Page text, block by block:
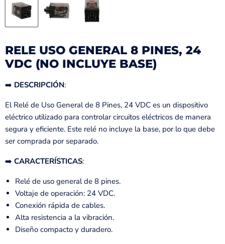
RELE USO GENERAL 8 PINES, 24
VDC (NO INCLUYE BASE)
➡️ DESCRIPCIÓN:
El Relé de Uso General de 8 Pines, 24 VDC es un dispositivo
eléctrico utilizado para controlar circuitos eléctricos de manera
segura y eficiente. Este relé no incluye la base, por lo que debe
ser comprada por separado.
➡️ CARACTERÍSTICAS:
Relé de uso general de 8 pines.
Voltaje de operación: 24 VDC.
Conexión rápida de cables.
Alta resistencia a la vibración.
Diseño compacto y duradero.